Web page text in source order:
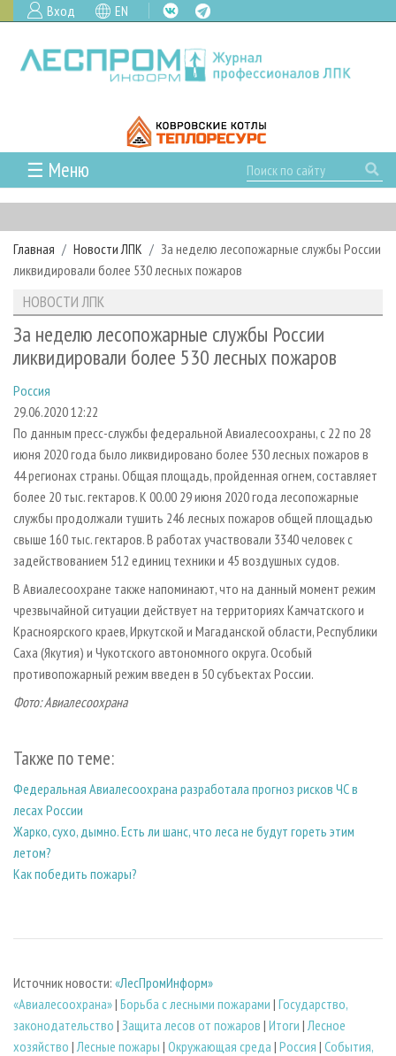
Вход EN
☰ Меню
ГЛАВНАЯ
РУБРИКИ И ТЕМЫ
РУБРИКИ ЖУРНАЛА
ЛЕСОЗАГОТОВКА
ЛЕСОПИЛЕНИЕ
СУШКА ДРЕВЕСИНЫ
ПРОИЗВОДСТВО ДРЕВЕСНЫХ ПЛИТ
ДЕРЕВЯННОЕ ДОМОСТРОЕНИЕ
ПРОИЗВОДСТВО МЕБЕЛИ
БИОЭНЕРГЕТИКА
ЦБП
ИНСТРУМЕНТ И МАТЕРИАЛЫ
НОВОСТИ
НОВОСТИ ЛПК
НОВОСТИ ЖУРНАЛА
ПРОЕКТЫ ЛПИ
АНАЛИТИКА
ПРЕДПРИЯТИЯ ЛПК
ПЕРСОНЫ
МОБИЛЬНЫЕ ВЫСТАВКИ
ОФИЦИАЛЬНЫЕ ДЕЛЕГАЦИИ
ПРИОРИТЕТНЫЕ ИНВЕСТПРОЕКТЫ
RUSSIAN FORESTRY REVIEW
ГАЗЕТА ЛЕСПРОМФОРУМ
БИБЛИОТЕКА СПЕЦИАЛИСТА
АРХИВ ЖУРНАЛОВ
О ЖУРНАЛЕ
КОНТАКТЫ
РЕКЛАМОДАТЕЛЯМ
РЕКЛАМА
РЕКЛАМА НА САЙТЕ
Главная Новости ЛПК
За неделю лесопожарные службы России
ликвидировали более 530 лесных пожаров
НОВОСТИ ЛПК
За неделю лесопожарные службы России
ликвидировали более 530 лесных пожаров
Россия
29.06.2020 12:22
По данным пресс-службы федеральной Авиалесоохраны, с 22 по 28
июня 2020 года было ликвидировано более 530 лесных пожаров в
44 регионах страны. Общая площадь, пройденная огнем, составляет
более 20 тыс. гектаров. К 00.00 29 июня 2020 года лесопожарные
службы продолжали тушить 246 лесных пожаров общей площадью
свыше 160 тыс. гектаров. В работах участвовали 3340 человек с
задействованием 512 единиц техники и 45 воздушных судов.
В Авиалесоохране также напоминают, что на данный момент режим
чрезвычайной ситуации действует на территориях Камчатского и
Красноярского краев, Иркутской и Магаданской области, Республики
Саха (Якутия) и Чукотского автономного округа. Особый
противопожарный режим введен в 50 субъектах России.
Фото: Авиалесоохрана
Также по теме:
Федеральная Авиалесоохрана разработала прогноз рисков ЧС в
лесах России
Жарко, сухо, дымно. Есть ли шанс, что леса не будут гореть этим
летом?
Как победить пожары?
Источник новости: «ЛесПромИнформ»
«Авиалесоохрана»| Борьба с лесными пожарами | Государство,
законодательство | Защита лесов от пожаров | Итоги | Лесное
хозяйство | Лесные пожары | Окружающая среда | Россия | События,